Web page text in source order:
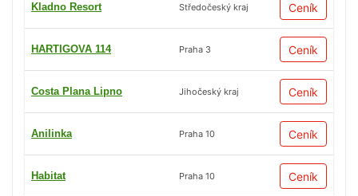
Kladno Resort Středočeský kraj Ceník
HARTIGOVA 114 Praha 3 Ceník
Costa Plana Lipno Jihočeský kraj Ceník
Anilinka Praha 10 Ceník
Habitat Praha 10 Ceník